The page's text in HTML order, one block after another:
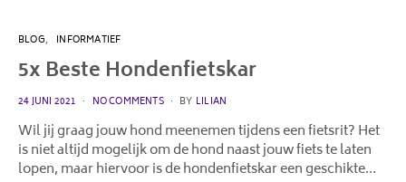
BLOG INFORMATIEF
5x Beste Hondenfietskar
POSTED
24 JUNI 2021 NO COMMENTS BY LILIAN
Wil jij graag jouw hond meenemen tijdens een fietsrit? Het
is niet altijd mogelijk om de hond naast jouw fiets te laten
lopen, maar hiervoor is de hondenfietskar een geschikte…